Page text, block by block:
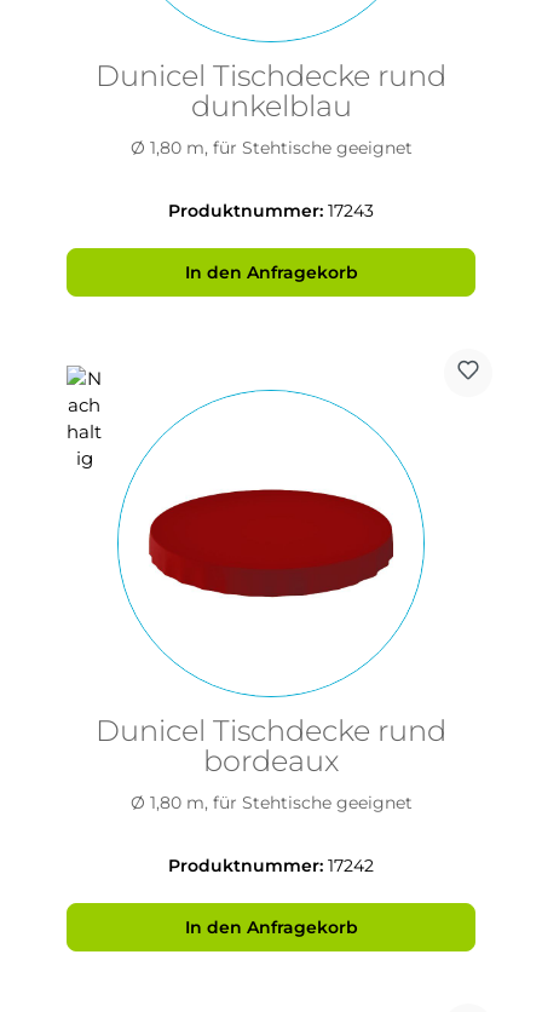
Dunicel Tischdecke rund
dunkelblau
Ø 1,80 m, für Stehtische geeignet
Produktnummer: 17243
In den Anfragekorb
Dunicel Tischdecke rund
bordeaux
Ø 1,80 m, für Stehtische geeignet
Produktnummer: 17242
In den Anfragekorb